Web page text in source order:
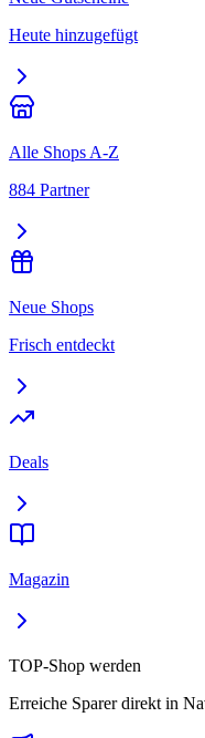
Heute hinzugefügt
Alle Shops A-Z
884 Partner
Neue Shops
Frisch entdeckt
Deals
Magazin
TOP-Shop werden
Erreiche Sparer direkt in